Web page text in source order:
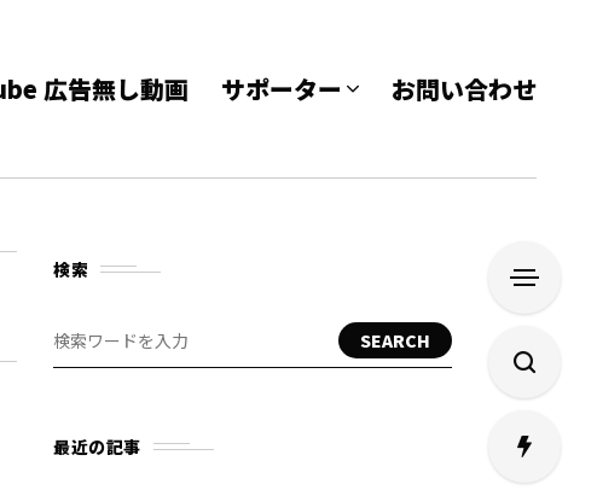
広告無し動画 サポーター お問い合わせ
検索
SEARCH
最近の記事